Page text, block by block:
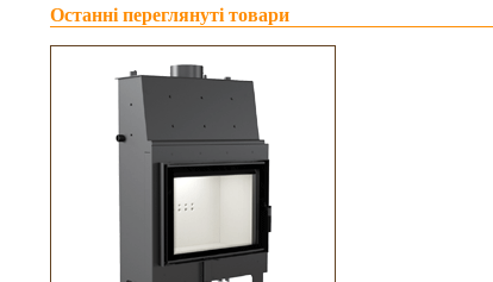
Останні переглянуті товари